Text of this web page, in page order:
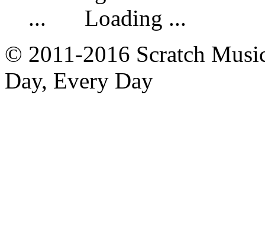
Loading ...
© 2011-2016 Scratch
Day, Every Day